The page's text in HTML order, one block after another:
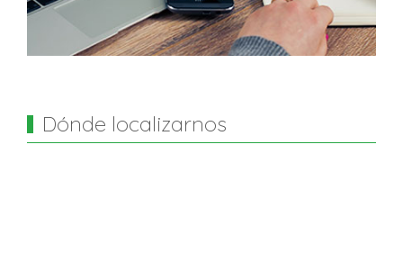
Dónde localizarnos